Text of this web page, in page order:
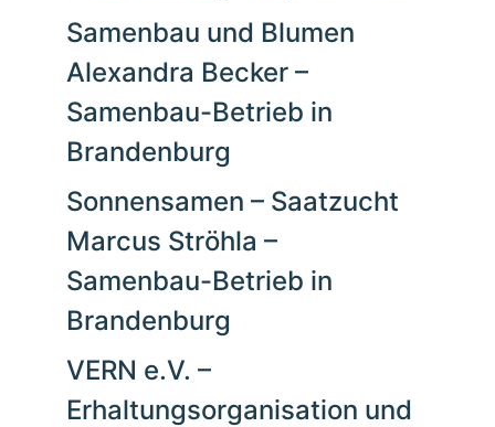
Samenbau und Blumen
Alexandra Becker –
Samenbau-Betrieb in
Brandenburg
Sonnensamen – Saatzucht
Marcus Ströhla –
Samenbau-Betrieb in
Brandenburg
VERN e.V. –
Erhaltungsorganisation und